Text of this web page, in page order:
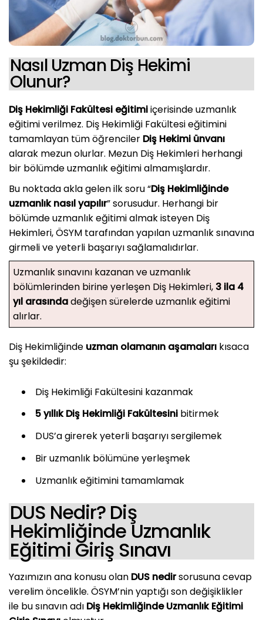
Nasıl Uzman Diş Hekimi
Olunur?
Diş Hekimliği Fakültesi eğitimiiçerisinde uzmanlık
eğitimi verilmez. Diş Hekimliği Fakültesi eğitimini
tamamlayan tüm öğrenciler Diş Hekimi ünvanı
alarak mezun olurlar. Mezun Diş Hekimleri herhangi
bir bölümde uzmanlık eğitimi almamışlardır.
Bu noktada akla gelen ilk soru “Diş Hekimliğinde
uzmanlık nasıl yapılır” sorusudur. Herhangi bir
bölümde uzmanlık eğitimi almak isteyen Diş
Hekimleri, ÖSYM tarafından yapılan uzmanlık sınavına
girmeli ve yeterli başarıyı sağlamalıdırlar.
Uzmanlık sınavını kazanan ve uzmanlık
bölümlerinden birine yerleşen Diş Hekimleri, 3 ila 4
yıl arasındadeğişen sürelerde uzmanlık eğitimi
alırlar.
Diş Hekimliğinde uzman olamanın aşamaları kısaca
şu şekildedir:
Diş Hekimliği Fakültesini kazanmak
5 yıllık Diş Hekimliği Fakültesini bitirmek
DUS’a girerek yeterli başarıyı sergilemek
Bir uzmanlık bölümüne yerleşmek
Uzmanlık eğitimini tamamlamak
DUS Nedir? Diş
Hekimliğinde Uzmanlık
Eğitimi Giriş Sınavı
Yazımızın ana konusu olan DUS nedirsorusuna cevap
verelim öncelikle. ÖSYM’nin yaptığı son değişiklikler
ile bu sınavın adı Diş Hekimliğinde Uzmanlık Eğitimi